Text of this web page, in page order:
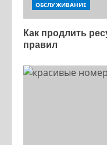
ОБСЛУЖИВАНИЕ
Как продлить
правил